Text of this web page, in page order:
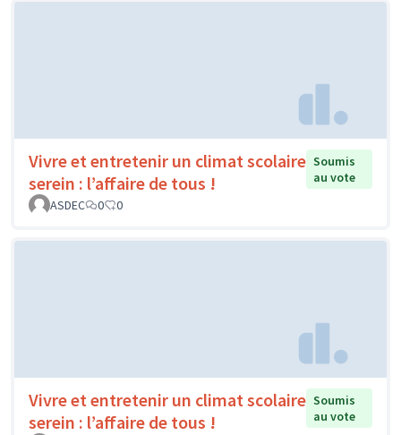
Vivre et entretenir un climat scolaire
serein : l’affaire de tous !
Soumis
au vote
ASDEC
0 0
Vivre et entretenir un climat scolaire
serein : l’affaire de tous !
Soumis
au vote